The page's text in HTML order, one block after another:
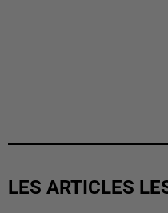
LES ARTICLES